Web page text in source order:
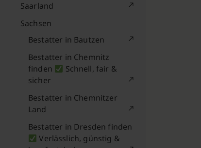
Saarland
Sachsen
Bestatter in Bautzen
Bestatter in Chemnitz
finden
Schnell, fair &
sicher
Bestatter in Chemnitzer
Land
Bestatter in Dresden finden
Verlässlich, günstig &